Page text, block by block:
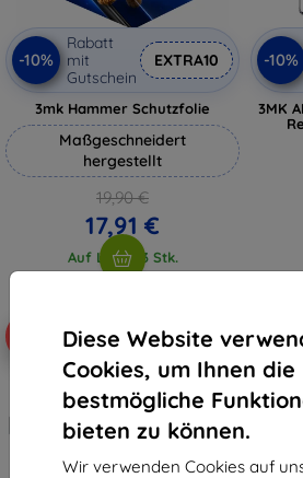
Diese Website
Cookies, um Ihnen die
bestmögliche
bieten zu können.
Wir verwenden Cookies auf
-10%
Rabatt
mit
Gutschein
EXTRA10
3mk Hammer Schutzfolie
Maßgeschneidert
hergestellt
19,90 €
17,91 €
Auf Lager 3 Stk.
-10%
3MK
-10%